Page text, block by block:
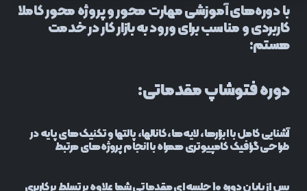
با دوره‌های آموزشی مهارت محور و پروژه محور کاملا
کاربردی و مناسب برای ورود به بازار کار در خدمت
هستم:
دوره فتوشاپ مقدماتی:
آشنایی کامل با ابزارها، لایه‌ها، کانالها، پالتها و تکنیک‌های پایه در
طراحی گرافیک کامپیوتری همراه با انجام پروژه‌های مرتبط
پس از پایان دوره 10 جلسه ای مقدماتی شما علاوه بر تسلط بر کاربری